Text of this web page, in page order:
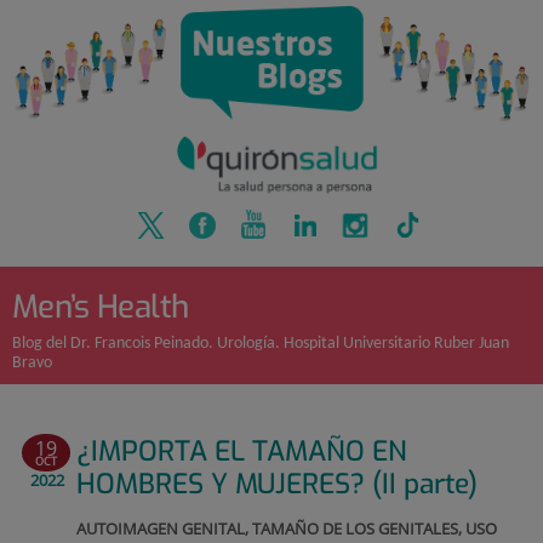
Men’s Health
Blog del Dr. Francois Peinado. Urología. Hospital Universitario Ruber Juan
Bravo
19
OCT
2022
¿IMPORTA EL TAMAÑO EN
HOMBRES Y MUJERES? (II parte)
AUTOIMAGEN GENITAL, TAMAÑO DE LOS GENITALES, USO